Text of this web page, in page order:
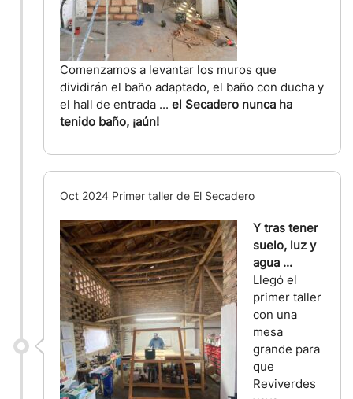
Comenzamos a levantar los muros que
dividirán el baño adaptado, el baño con ducha y
el hall de entrada ... el Secadero nunca ha
tenido baño, ¡aún!
Oct 2024 Primer taller de El Secadero
Y tras tener
suelo, luz y
agua ...
Llegó el
primer taller
con una
mesa
grande para
que
Reviverdes